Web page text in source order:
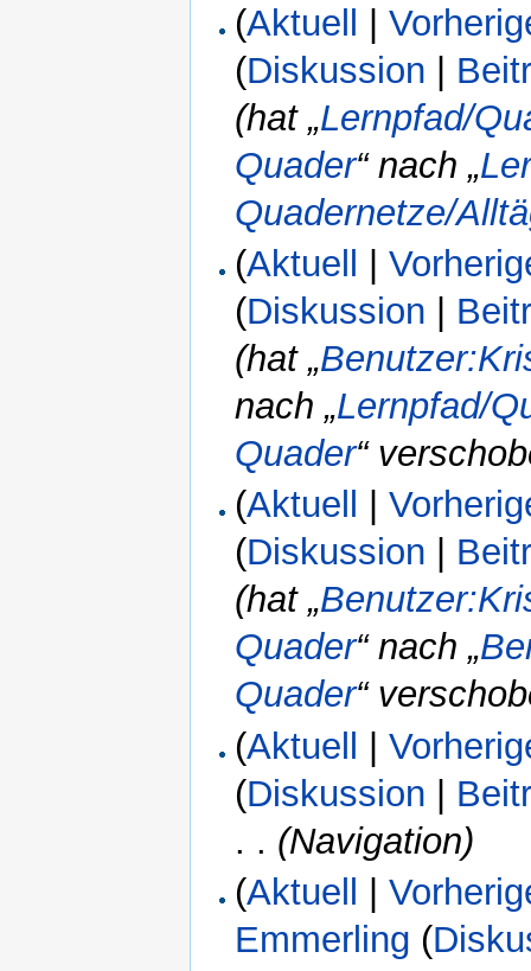
(Aktuell |
(Diskussion
(hat „Lernpfad/
Quader“ nach „
Quadernetze/
(Aktuell |
(Diskussion
(hat „
nach „Lernpfad/
Quader“
(Aktuell |
(Diskussion
(hat „
Quader“ nach „
Quader“
(Aktuell |
(Diskussion |
. . (Navigation)
(Aktuell |
Emmerling (